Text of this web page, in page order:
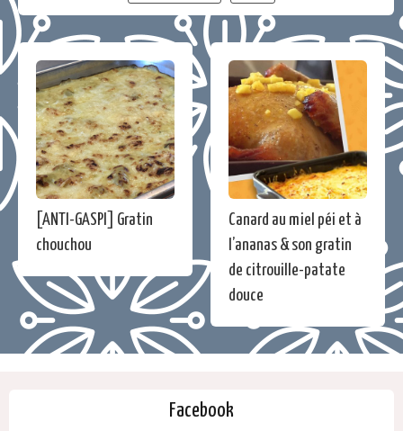
[ANTI-GASPI] Gratin
chouchou
Canard au miel péi et à
l’ananas & son gratin
de citrouille-patate
douce
Facebook